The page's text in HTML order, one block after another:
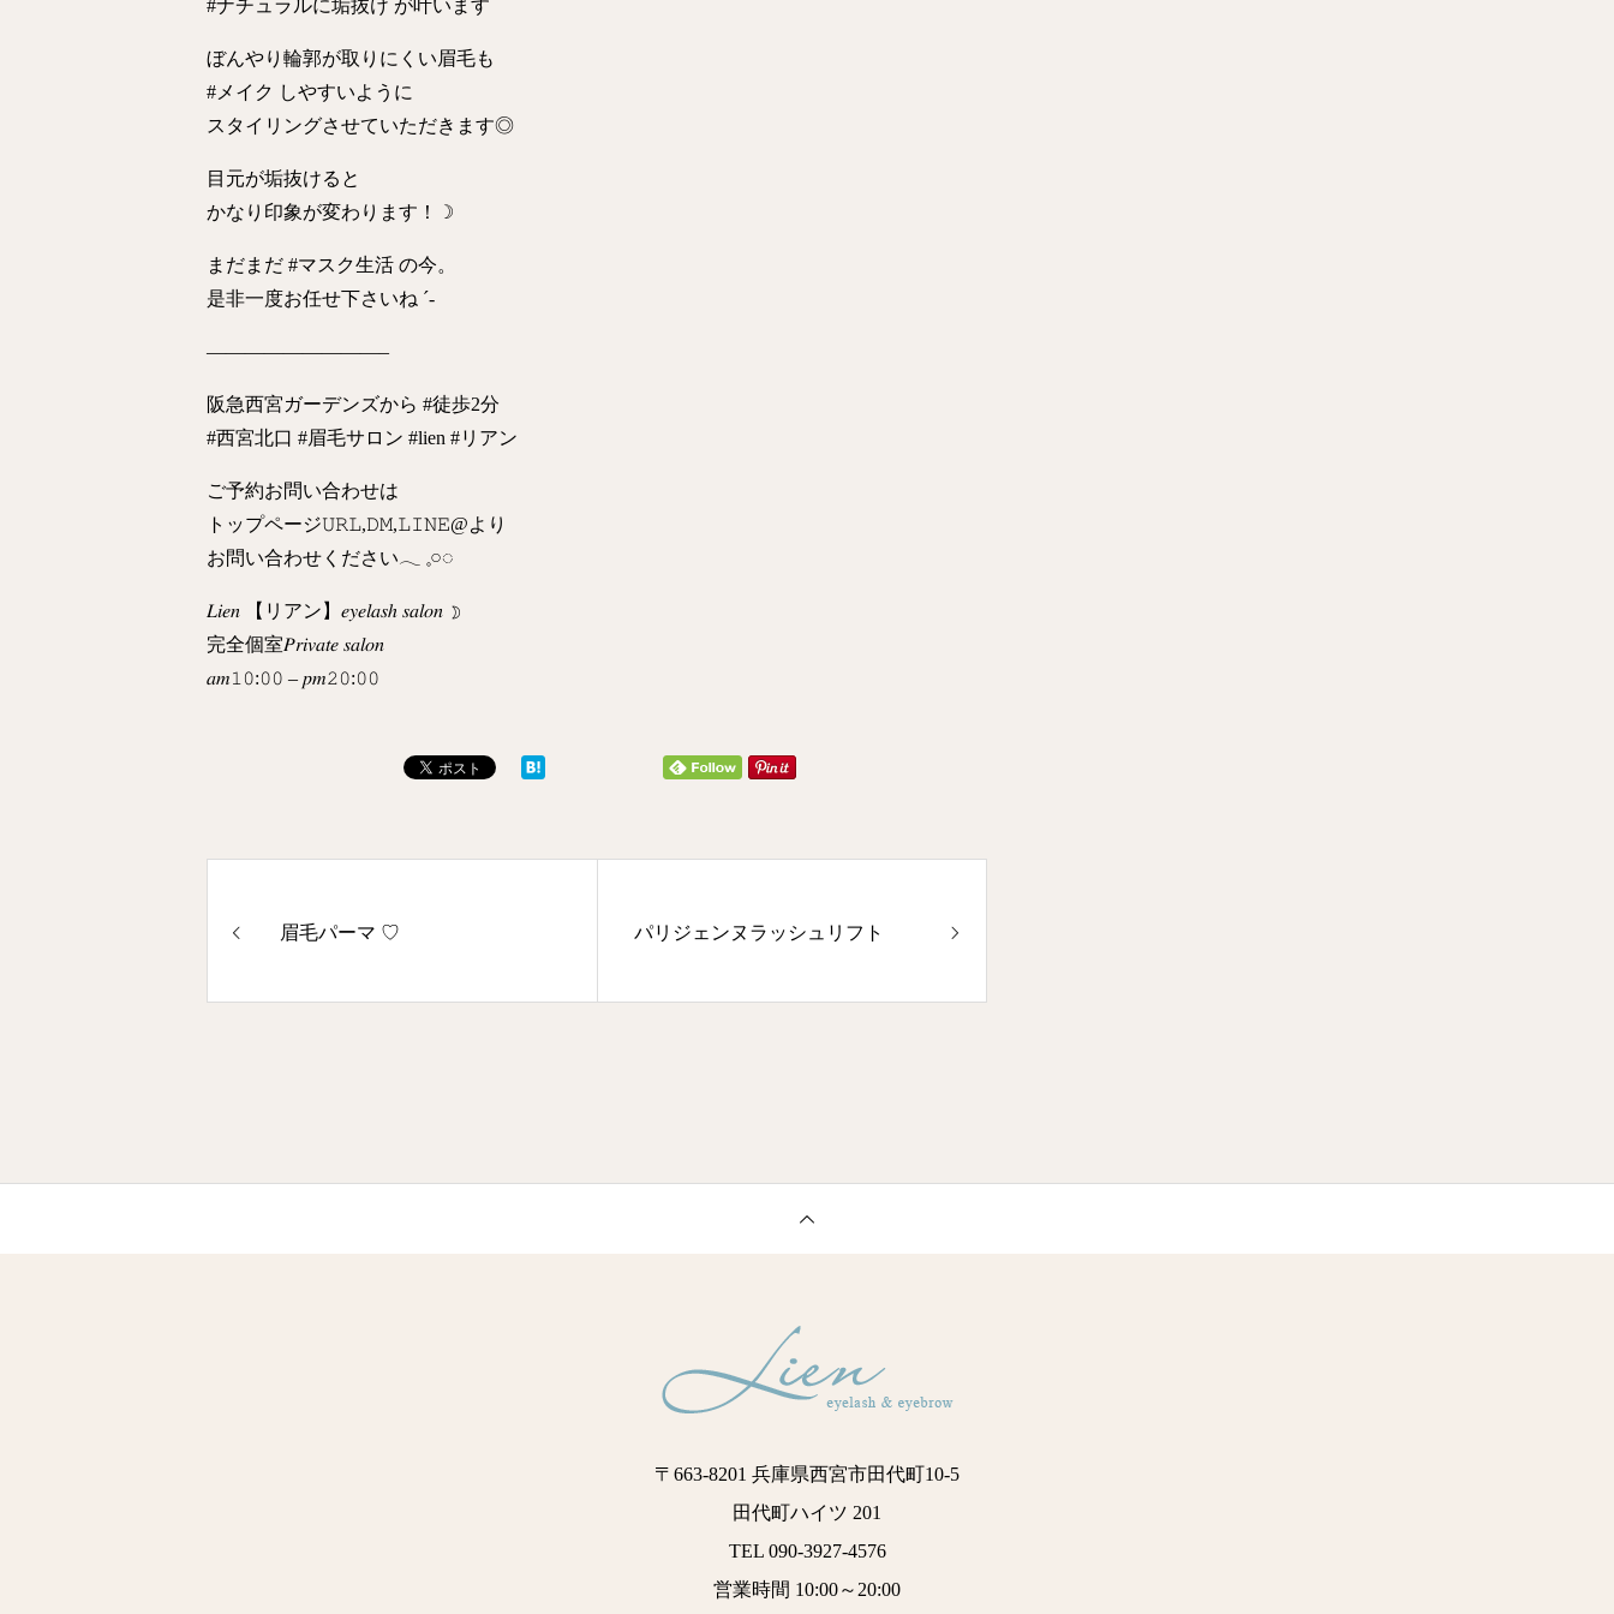
#ナチュラルに垢抜け が叶います
ぼんやり輪郭が取りにくい眉毛も
#メイク しやすいように
スタイリングさせていただきます◎
目元が垢抜けると
かなり印象が変わります！☽
まだまだ #マスク生活 の今。
是非一度お任せ下さいね‪ ´‐
—————————–
阪急西宮ガーデンズから #徒歩2分
#西宮北口 #眉毛サロン #lien #リアン
ご予約お問い合わせは
トップページ𝚄𝚁𝙻,𝙳𝙼,𝙻𝙸𝙽𝙴@より
お問い合わせください𓂃 𓈒𓏸◌‬
𝐿𝑖𝑒𝑛 【リアン】𝑒𝑦𝑒𝑙𝑎𝑠ℎ 𝑠𝑎𝑙𝑜𝑛 ☽
完全個室𝑃𝑟𝑖𝑣𝑎𝑡𝑒 𝑠𝑎𝑙𝑜𝑛
𝑎𝑚𝟷𝟶:𝟶𝟶 – 𝑝𝑚𝟸𝟶:𝟶𝟶
眉毛パーマ ♡ パリジェンヌラッシュリフト
〒663-8201 兵庫県西宮市田代町10-5
田代町ハイツ 201
TEL 090-3927-4576
営業時間 10:00～20:00